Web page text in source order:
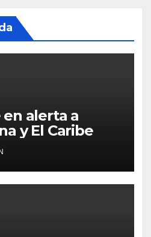
en alerta a
y El Caribe